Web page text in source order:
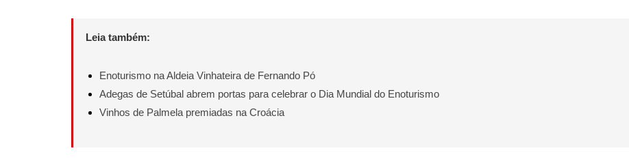
Leia também:
Enoturismo na Aldeia Vinhateira de Fernando Pó
Adegas de Setúbal abrem portas para celebrar o Dia Mundial do Enoturismo
Vinhos de Palmela premiadas na Croácia